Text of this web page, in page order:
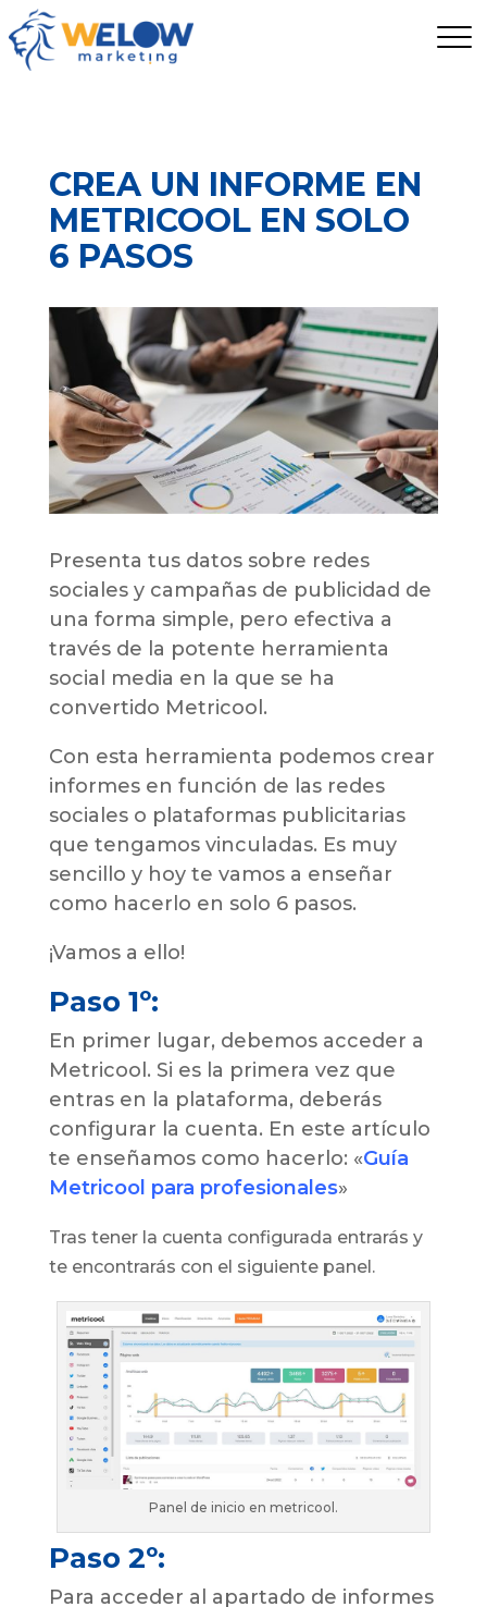
CREA UN INFORME EN
METRICOOL EN SOLO
6 PASOS
Presenta tus datos sobre redes
sociales y campañas de publicidad de
una forma simple, pero efectiva a
través de la potente herramienta
social media en la que se ha
convertido Metricool.
Con esta herramienta podemos crear
informes en función de las redes
sociales o plataformas publicitarias
que tengamos vinculadas. Es muy
sencillo y hoy te vamos a enseñar
como hacerlo en solo 6 pasos.
¡Vamos a ello!
Paso 1º:
En primer lugar, debemos acceder a
Metricool. Si es la primera vez que
entras en la plataforma, deberás
configurar la cuenta. En este artículo
te enseñamos como hacerlo: «Guía
Metricool para profesionales»
Tras tener la cuenta configurada entrarás y
te encontrarás con el siguiente panel.
Panel de inicio en metricool.
Paso 2º:
Para acceder al apartado de informes